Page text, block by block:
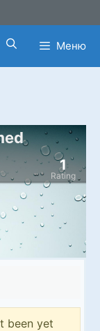
Меню
Rating
1
been yet